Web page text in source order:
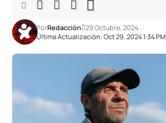
Última Actualización: Oct 29, 2024 1:34 PM
PorRedacción 29 Octubre, 2024